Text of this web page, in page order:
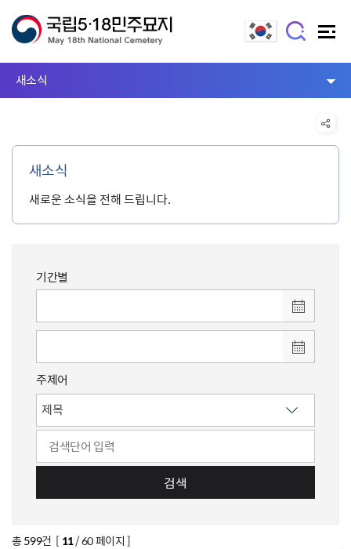
새소식
새소식
새로운 소식을 전해 드립니다.
기간별
주제어
검색
총 599건 [ 11/ 60 페이지 ]